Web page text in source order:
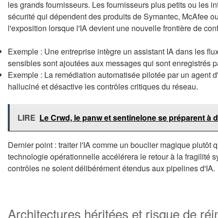
les grands fournisseurs. Les fournisseurs plus petits ou les
sécurité qui dépendent des produits de Symantec, McAfee
l'exposition lorsque l'IA devient une nouvelle frontière de
Exemple : Une entreprise intègre un assistant IA dans les
sensibles sont ajoutées aux messages qui sont enregistrés
Exemple : La remédiation automatisée pilotée par un agent
halluciné et désactive les contrôles critiques du réseau.
LIRE Le Crwd, le panw et sentinelone se préparent à
Dernier point : traiter l'IA comme un bouclier magique plutôt
technologie opérationnelle accélérera le retour à la fragilité
contrôles ne soient délibérément étendus aux pipelines d'IA.
Architectures héritées et risque de